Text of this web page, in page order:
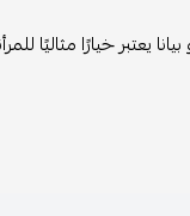
يعتبر خيارًا مثاليًا